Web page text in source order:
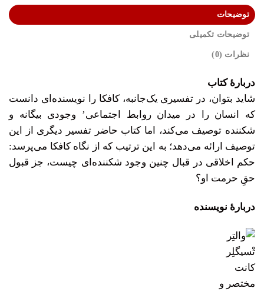
توضیحات
توضیحات تکمیلی
نظرات (0)
دربارۀ کتاب
شاید بتوان، در تفسیری یک‌جانبه، کافکا را نویسنده‌ای دانست
که انسان را در میدان روابط اجتماعی’ وجودی بیگانه و
شکننده توصیف می‌کند، اما کتاب حاضر تفسیر دیگری از این
توصیف ارائه می‌دهد؛ به این ترتیب که از نگاه کافکا می‌پرسد:
حکم اخلاقی در قبال چنین وجود شکننده‌ای چیست، جز قبول
حقِ حرمت او؟
دربارۀ نویسنده